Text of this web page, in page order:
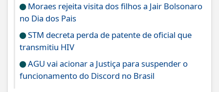
Moraes rejeita visita dos filhos a Jair Bolsonaro
no Dia dos Pais
STM decreta perda de patente de oficial que
transmitiu HIV
AGU vai acionar a Justiça para suspender o
funcionamento do Discord no Brasil